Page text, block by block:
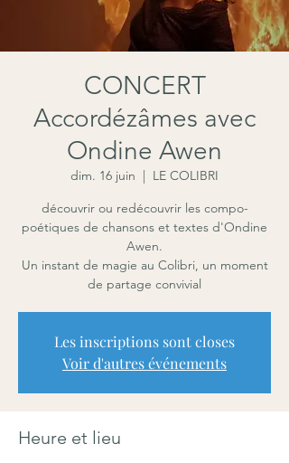
CONCERT
Accordézâmes avec
Ondine Awen
dim. 16 juin
  |
LE COLIBRI
découvrir ou redécouvrir les compo-
poétiques de chansons et textes d'Ondine
Awen.
Un instant de magie au Colibri, un moment
de partage convivial
Les inscriptions sont closes
Voir d'autres événements
Heure et lieu